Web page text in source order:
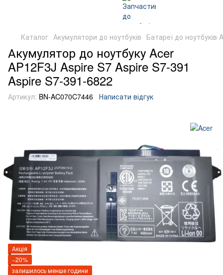
Каталог Акумулятори до ноутбуків Батареї до ноутбуків
Акумулятор до ноутбуку Acer
AP12F3J Aspire S7 Aspire S7-391
Aspire S7-391-6822
Артикул: BN-AC070C7446 Написати відгук
Акція
−20%
залишилось менше години